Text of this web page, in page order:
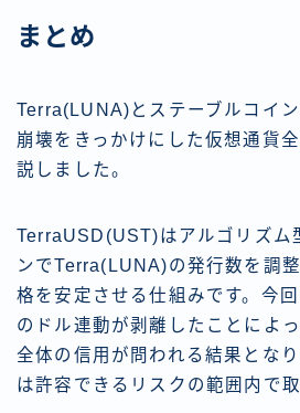
まとめ
Terra(LUNA)とステーブルコイ
崩壊をきっかけにした仮想通貨
説しました。
TerraUSD(UST)はアルゴリズム
ンでTerra(LUNA)の発行数を調
格を安定させる仕組みです。今
のドル連動が剥離したことによ
全体の信用が問われる結果とな
は許容できるリスクの範囲内で